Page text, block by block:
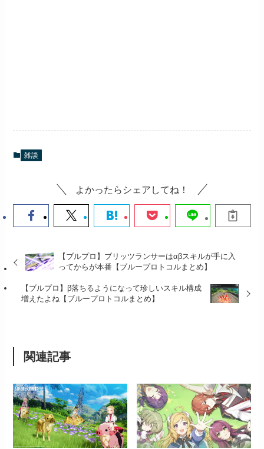
雑談
よかったらシェアしてね！
【ブルプロ】ブリッツランサーはαβスキルが手に入
ってからが本番【ブループロトコルまとめ】
【ブルプロ】β落ちるようになって珍しいスキル構成
増えたよね【ブループロトコルまとめ】
関連記事